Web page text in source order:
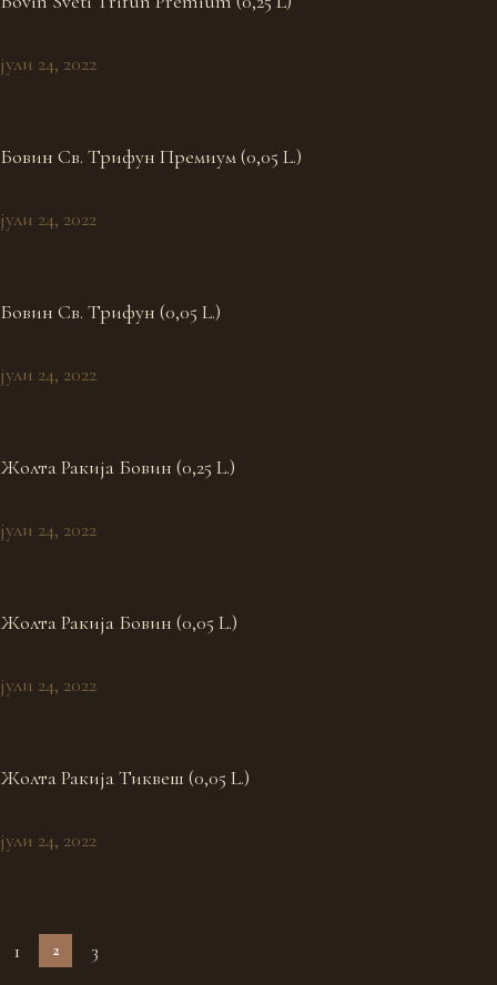
јули 24, 2022
Бовин Св. Трифун Премиум (0,05 L.)
јули 24, 2022
Бовин Св. Трифун (0,05 L.)
јули 24, 2022
Жолта Ракија Бовин (0,25 L.)
јули 24, 2022
Жолта Ракија Бовин (0,05 L.)
јули 24, 2022
Жолта Ракија Тиквеш (0,05 L.)
јули 24, 2022
1 2 3